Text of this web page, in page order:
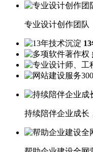
专业设计创作团队
持续陪伴企业成长